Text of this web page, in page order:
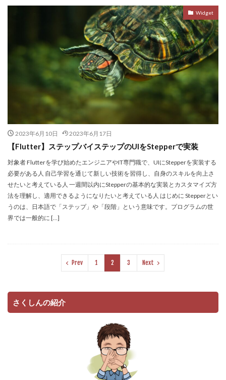
Widget
2023年6月10日 2023年6月17日
【Flutter】ステップバイステップのUIをStepperで実装
対象者 Flutterを学び始めたエンジニアやIT専門職で、UIにStepperを実装する
必要がある人 自己学習を通じて新しい技術を習得し、自身のスキルを向上さ
せたいと考えている人 一週間以内にStepperの基本的な実装とカスタマイズ方
法を理解し、適用できるようになりたいと考えている人 はじめに Stepperとい
うのは、日本語で「ステップ」や「段階」という意味です。プログラムの世
界では一般的に […]
Prev 1 2 3 Next
さくしんの紹介